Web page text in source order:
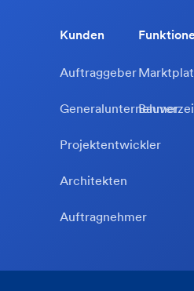
Kunden
Auftraggeber
Generalunternehmer
Projektentwickler
Architekten
Auftragnehmer